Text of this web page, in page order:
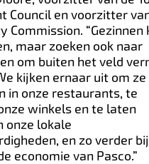
Council en voorzitter
Commission. “Gezinnen
maar zoeken ook naar
om buiten het veld
kijken ernaar uit om ze
in onze restaurants, te
winkels en te laten
onze lokale
en zo verder
economie van Pasco.”